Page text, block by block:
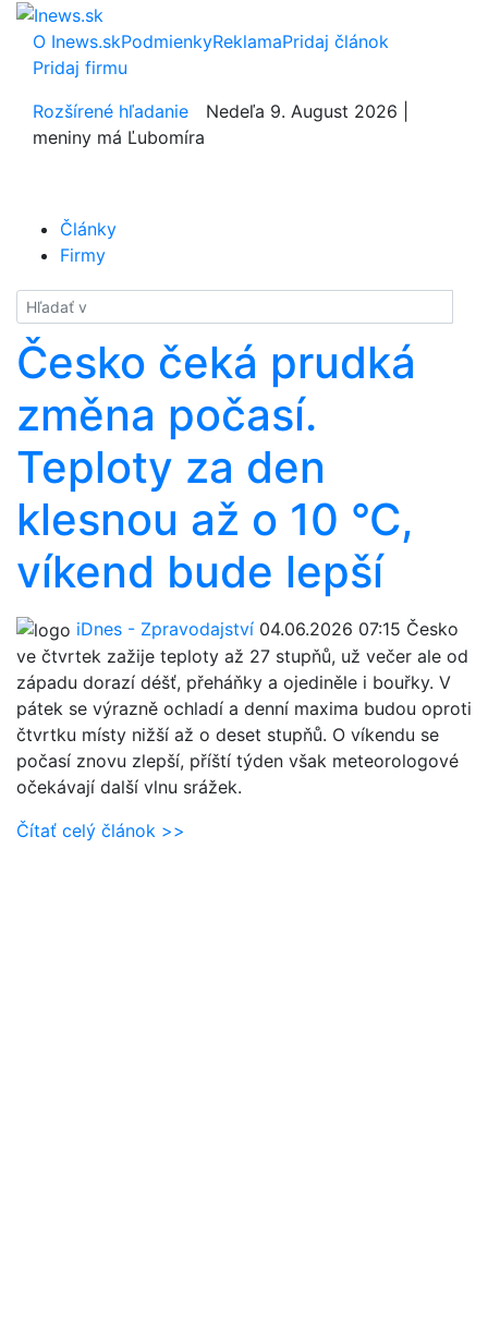
O Inews.skPodmienkyReklamaPridaj článok
Pridaj firmu
Rozšírené hľadanie
Nedeľa 9. August 2026 |
meniny má Ľubomíra
Články
Firmy
Hladať
Česko čeká prudká
změna počasí.
Teploty za den
klesnou až o 10 °C,
víkend bude lepší
iDnes - Zpravodajství 04.06.2026 07:15 Česko
ve čtvrtek zažije teploty až 27 stupňů, už večer ale od
západu dorazí déšť, přeháňky a ojediněle i bouřky. V
pátek se výrazně ochladí a denní maxima budou oproti
čtvrtku místy nižší až o deset stupňů. O víkendu se
počasí znovu zlepší, příští týden však meteorologové
očekávají další vlnu srážek.
Čítať celý článok >>